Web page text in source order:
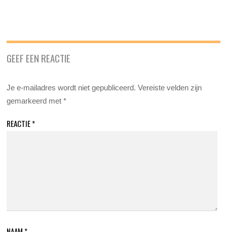
GEEF EEN REACTIE
Je e-mailadres wordt niet gepubliceerd. Vereiste velden zijn
gemarkeerd met*
REACTIE*